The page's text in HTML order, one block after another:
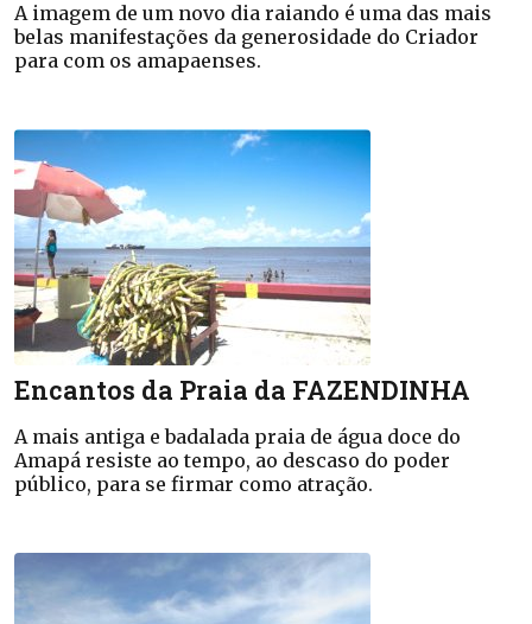
A imagem de um novo dia raiando é uma das mais
belas manifestações da generosidade do Criador
para com os amapaenses.
Encantos da Praia da FAZENDINHA
A mais antiga e badalada praia de água doce do
Amapá resiste ao tempo, ao descaso do poder
público, para se firmar como atração.